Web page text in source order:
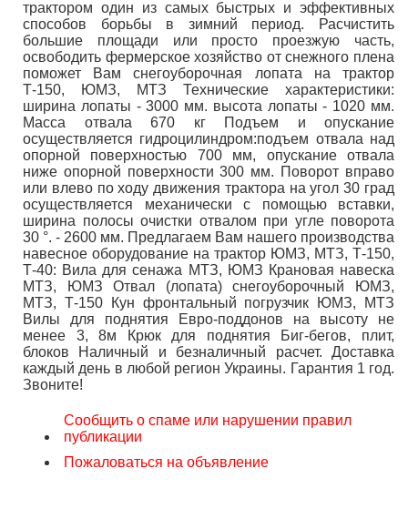
трактором один из самых быстрых и эффективных
способов борьбы в зимний период. Расчистить
большие площади или просто проезжую часть,
освободить фермерское хозяйство от снежного плена
поможет Вам снегоуборочная лопата на трактор
Т-150, ЮМЗ, МТЗ Технические характеристики:
ширина лопаты - 3000 мм. высота лопаты - 1020 мм.
Масса отвала 670 кг Подъем и опускание
осуществляется гидроцилиндром:подъем отвала над
опорной поверхностью 700 мм, опускание отвала
ниже опорной поверхности 300 мм. Поворот вправо
или влево по ходу движения трактора на угол 30 град
осуществляется механически с помощью вставки,
ширина полосы очистки отвалом при угле поворота
30 °. - 2600 мм. Предлагаем Вам нашего производства
навесное оборудование на трактор ЮМЗ, МТЗ, Т-150,
Т-40: Вила для сенажа МТЗ, ЮМЗ Крановая навеска
МТЗ, ЮМЗ Отвал (лопата) снегоуборочный ЮМЗ,
МТЗ, Т-150 Кун фронтальный погрузчик ЮМЗ, МТЗ
Вилы для поднятия Евро-поддонов на высоту не
менее 3, 8м Крюк для поднятия Биг-бегов, плит,
блоков Наличный и безналичный расчет. Доставка
каждый день в любой регион Украины. Гарантия 1 год.
Звоните!
Сообщить о спаме или нарушении правил
публикации
Пожаловаться на объявление